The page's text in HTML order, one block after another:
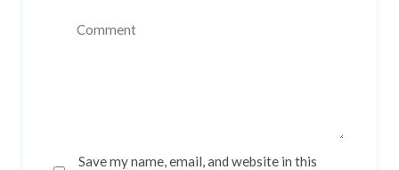
Save my name, email, and website in this